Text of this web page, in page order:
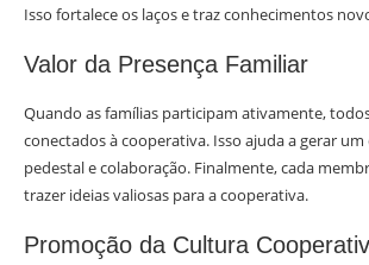
Isso fortalece os laços e traz conhecimentos
Valor da Presença Familiar
Quando as famílias participam ativamente,
conectados à cooperativa. Isso ajuda a gerar
pedestal e colaboração. Finalmente, cada
trazer ideias valiosas para a cooperativa.
Promoção da Cultura